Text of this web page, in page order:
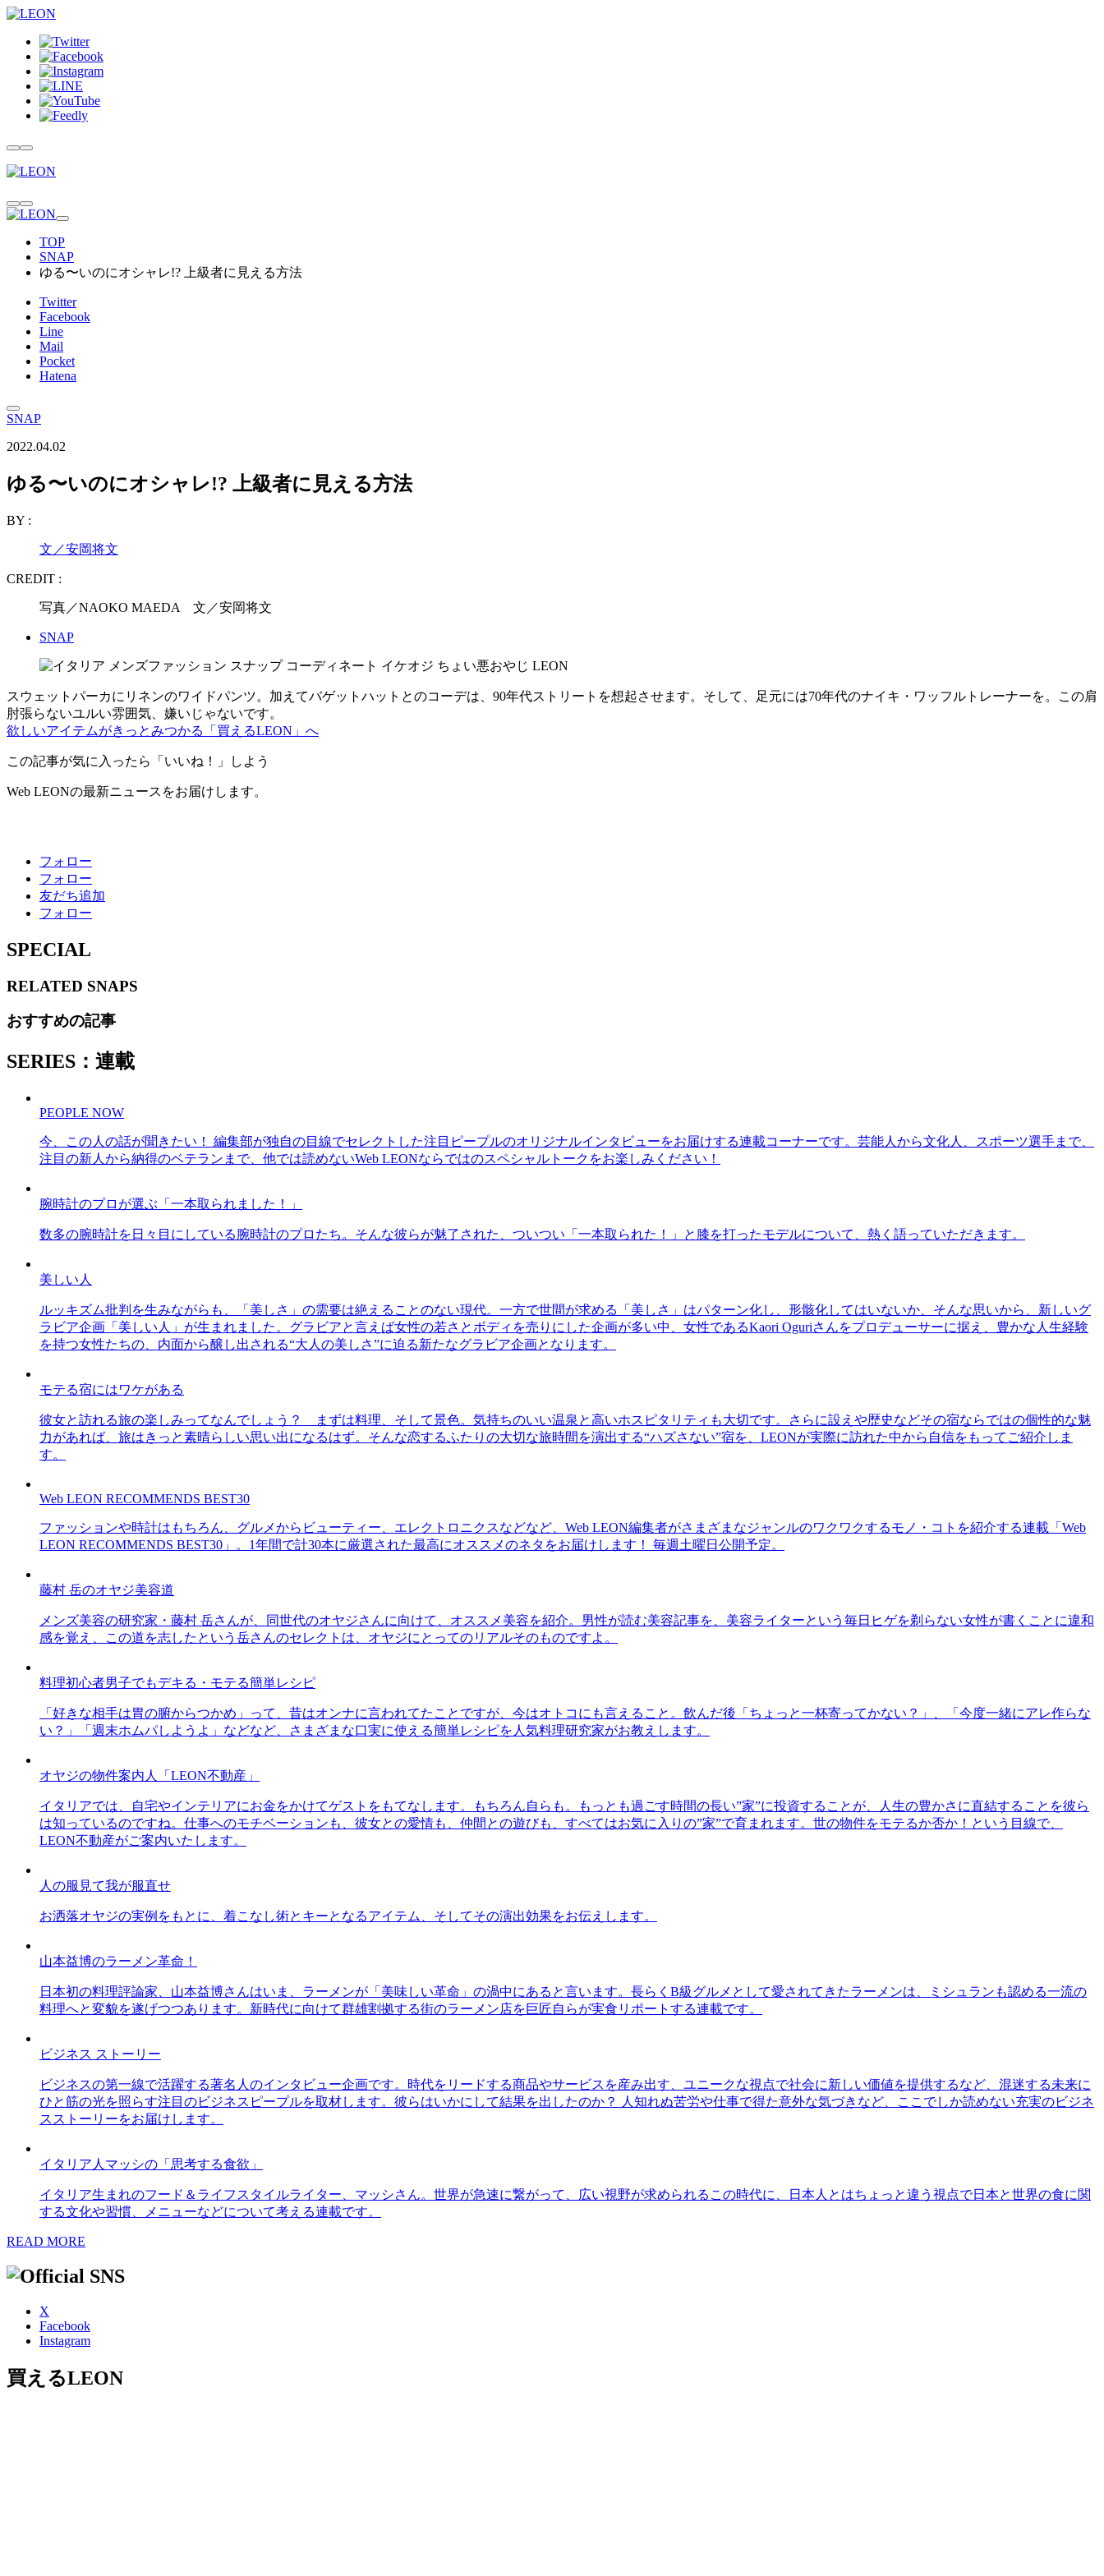
TOP
SNAP
ゆる〜いのにオシャレ!? 上級者に見える方法
Twitter
Facebook
Line
Mail
Pocket
Hatena
SNAP
2022.04.02
ゆる〜いのにオシャレ!? 上級者に見える方法
BY :
文／安岡将文
CREDIT :
写真／NAOKO MAEDA 文／安岡将文
SNAP
スウェットパーカにリネンのワイドパンツ。加えてバゲットハットとのコーデは、90年代ストリートを想起させます。そして、足元には70年代のナイキ・ワッフルトレーナーを。この肩
肘張らないユルい雰囲気、嫌いじゃないです。
欲しいアイテムがきっとみつかる「買えるLEON」へ
この記事が気に入ったら「いいね！」しよう
Web LEONの最新ニュースをお届けします。
フォロー
フォロー
友だち追加
フォロー
SPECIAL
RELATED SNAPS
おすすめの記事
SERIES：連載
PEOPLE NOW
今、この人の話が聞きたい！ 編集部が独自の目線でセレクトした注目ピープルのオリジナルインタビューをお届けする連載コーナーです。芸能人から文化人、スポーツ選手まで、
注目の新人から納得のベテランまで、他では読めないWeb LEONならではのスペシャルトークをお楽しみください！
腕時計のプロが選ぶ「一本取られました！」
数多の腕時計を日々目にしている腕時計のプロたち。そんな彼らが魅了された、ついつい「一本取られた！」と膝を打ったモデルについて、熱く語っていただきます。
美しい人
ルッキズム批判を生みながらも、「美しさ」の需要は絶えることのない現代。一方で世間が求める「美しさ」はパターン化し、形骸化してはいないか、そんな思いから、新しいグ
ラビア企画「美しい人」が生まれました。グラビアと言えば女性の若さとボディを売りにした企画が多い中、女性であるKaori Oguriさんをプロデューサーに据え、豊かな人生経験
を持つ女性たちの、内面から醸し出される“大人の美しさ”に迫る新たなグラビア企画となります。
モテる宿にはワケがある
彼女と訪れる旅の楽しみってなんでしょう？ まずは料理、そして景色。気持ちのいい温泉と高いホスピタリティも大切です。さらに設えや歴史などその宿ならではの個性的な魅
力があれば、旅はきっと素晴らしい思い出になるはず。そんな恋するふたりの大切な旅時間を演出する“ハズさない”宿を、LEONが実際に訪れた中から自信をもってご紹介しま
す。
Web LEON RECOMMENDS BEST30
ファッションや時計はもちろん、グルメからビューティー、エレクトロニクスなどなど、Web LEON編集者がさまざまなジャンルのワクワクするモノ・コトを紹介する連載「Web
LEON RECOMMENDS BEST30」。1年間で計30本に厳選された最高にオススメのネタをお届けします！ 毎週土曜日公開予定。
藤村 岳のオヤジ美容道
メンズ美容の研究家・藤村 岳さんが、同世代のオヤジさんに向けて、オススメ美容を紹介。男性が読む美容記事を、美容ライターという毎日ヒゲを剃らない女性が書くことに違和
感を覚え、この道を志したという岳さんのセレクトは、オヤジにとってのリアルそのものですよ。
料理初心者男子でもデキる・モテる簡単レシピ
「好きな相手は胃の腑からつかめ」って、昔はオンナに言われてたことですが、今はオトコにも言えること。飲んだ後「ちょっと一杯寄ってかない？」、「今度一緒にアレ作らな
い？」「週末ホムパしようよ」などなど、さまざまな口実に使える簡単レシピを人気料理研究家がお教えします。
オヤジの物件案内人「LEON不動産」
イタリアでは、自宅やインテリアにお金をかけてゲストをもてなします。もちろん自らも。もっとも過ごす時間の長い”家”に投資することが、人生の豊かさに直結することを彼ら
は知っているのですね。仕事へのモチベーションも、彼女との愛情も、仲間との遊びも、すべてはお気に入りの”家”で育まれます。世の物件をモテるか否か！という目線で、
LEON不動産がご案内いたします。
人の服見て我が服直せ
お洒落オヤジの実例をもとに、着こなし術とキーとなるアイテム、そしてその演出効果をお伝えします。
山本益博のラーメン革命！
日本初の料理評論家、山本益博さんはいま、ラーメンが「美味しい革命」の渦中にあると言います。長らくB級グルメとして愛されてきたラーメンは、ミシュランも認める一流の
料理へと変貌を遂げつつあります。新時代に向けて群雄割拠する街のラーメン店を巨匠自らが実食リポートする連載です。
ビジネス ストーリー
ビジネスの第一線で活躍する著名人のインタビュー企画です。時代をリードする商品やサービスを産み出す、ユニークな視点で社会に新しい価値を提供するなど、混迷する未来に
ひと筋の光を照らす注目のビジネスピープルを取材します。彼らはいかにして結果を出したのか？ 人知れぬ苦労や仕事で得た意外な気づきなど、ここでしか読めない充実のビジネ
スストーリーをお届けします。
イタリア人マッシの「思考する食欲」
イタリア生まれのフード＆ライフスタイルライター、マッシさん。世界が急速に繋がって、広い視野が求められるこの時代に、日本人とはちょっと違う視点で日本と世界の食に関
する文化や習慣、メニューなどについて考える連載です。
READ MORE
X
Facebook
Instagram
買えるLEON